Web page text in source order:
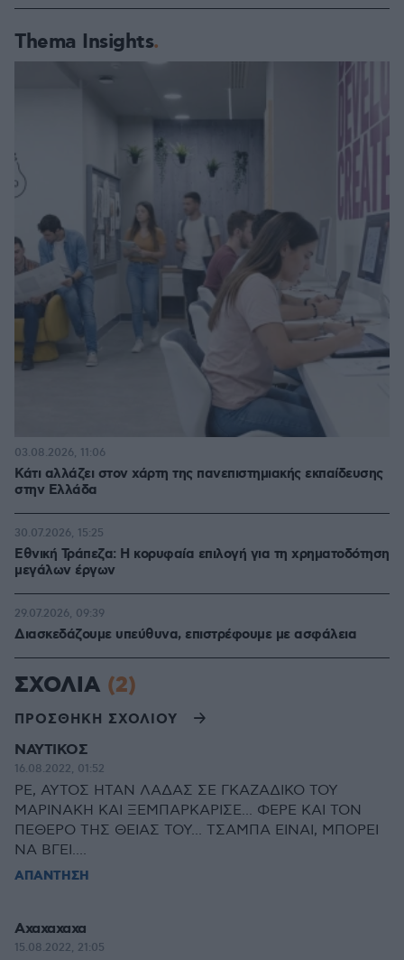
Thema Insights
Κάτι αλλάζει στον χάρτη της πανεπιστημιακής εκπαίδευσης
στην Ελλάδα
03.08.2026, 11:06
Εθνική Τράπεζα: Η κορυφαία επιλογή για τη χρηματοδότηση
μεγάλων έργων
30.07.2026, 15:25
Διασκεδάζουμε υπεύθυνα, επιστρέφουμε με ασφάλεια
29.07.2026, 09:39
ΣΧΟΛΙΑ (2)
ΠΡΟΣΘΗΚΗ ΣΧΟΛΙΟΥ
ΝΑΥΤΙΚΟΣ
16.08.2022, 01:52
ΡΕ, ΑΥΤΟΣ ΗΤΑΝ ΛΑΔΑΣ ΣΕ ΓΚΑΖΑΔΙΚΟ ΤΟΥ
ΜΑΡΙΝΑΚΗ ΚΑΙ ΞΕΜΠΑΡΚΑΡΙΣΕ... ΦΕΡΕ ΚΑΙ ΤΟΝ
ΠΕΘΕΡΟ ΤΗΣ ΘΕΙΑΣ ΤΟΥ... ΤΣΑΜΠΑ ΕΙΝΑΙ, ΜΠΟΡΕΙ
ΝΑ ΒΓΕΙ....
ΑΠΑΝΤΗΣΗ
Αχαχαχαχα
15.08.2022, 21:05